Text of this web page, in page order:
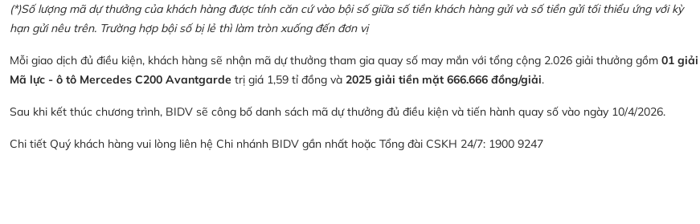
(*)Số lượng mã dự thưởng của khách hàng được tính căn cứ vào bội số giữa số tiền khách hàng gửi và số tiền gửi tối thiểu ứng với kỳ
hạn gửi nêu trên. Trường hợp bội số bị lẻ thì làm tròn xuống đến đơn vị
Mỗi giao dịch đủ điều kiện, khách hàng sẽ nhận mã dự thưởng tham gia quay số may mắn với tổng cộng 2.026 giải thưởng gồm 01 giải
Mã lực - ô tô Mercedes C200 Avantgarde trị giá 1,59 tỉ đồng và 2025 giải tiền mặt 666.666 đồng/giải.
Sau khi kết thúc chương trình, BIDV sẽ công bố danh sách mã dự thưởng đủ điều kiện và tiến hành quay số vào ngày 10/4/2026.
Chi tiết Quý khách hàng vui lòng liên hệ Chi nhánh BIDV gần nhất hoặc Tổng đài CSKH 24/7: 1900 9247